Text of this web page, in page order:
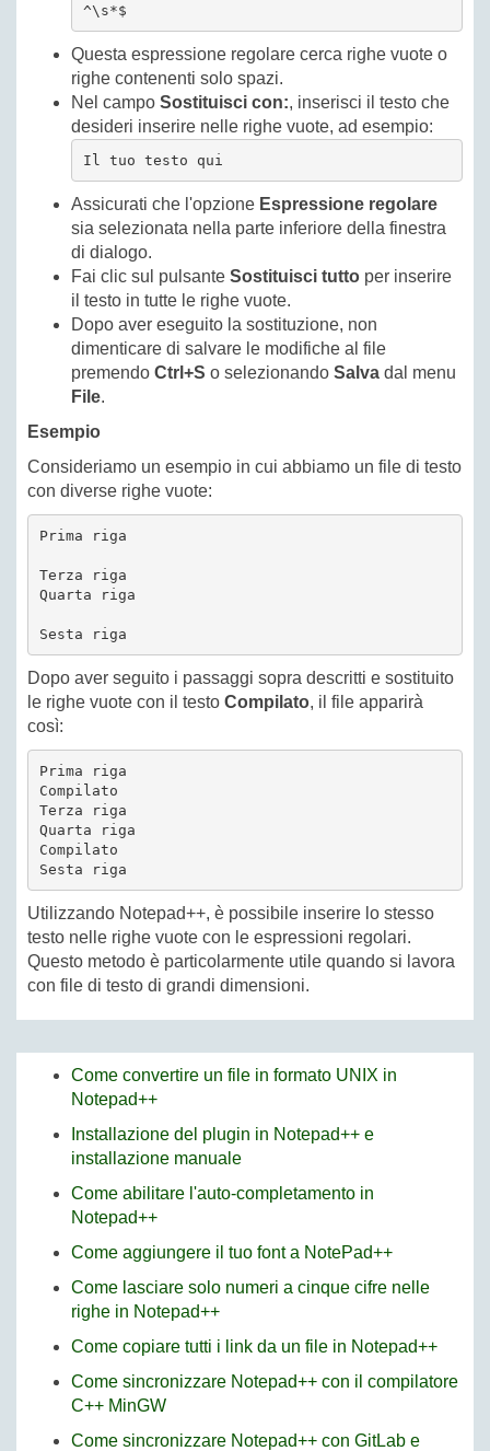
^\s*$
Questa espressione regolare cerca righe vuote o
righe contenenti solo spazi.
Nel campo Sostituisci con:, inserisci il testo che
desideri inserire nelle righe vuote, ad esempio:
Il tuo testo qui
Assicurati che l'opzione Espressione regolare
sia selezionata nella parte inferiore della finestra
di dialogo.
Fai clic sul pulsante Sostituisci tutto per inserire
il testo in tutte le righe vuote.
Dopo aver eseguito la sostituzione, non
dimenticare di salvare le modifiche al file
premendo Ctrl+S o selezionando Salva dal menu
File.
Esempio
Consideriamo un esempio in cui abbiamo un file di testo
con diverse righe vuote:
Prima riga
Terza riga
Quarta riga
Dopo aver seguito i passaggi sopra descritti e sostituito
le righe vuote con il testo Compilato, il file apparirà
così:
Prima riga
Compilato
Terza riga
Quarta riga
Compilato
Utilizzando Notepad++, è possibile inserire lo stesso
testo nelle righe vuote con le espressioni regolari.
Questo metodo è particolarmente utile quando si lavora
con file di testo di grandi dimensioni.
Come convertire un file in formato UNIX in
Notepad++
Installazione del plugin in Notepad++ e
installazione manuale
Come abilitare l'auto-completamento in
Notepad++
Come aggiungere il tuo font a NotePad++
Come lasciare solo numeri a cinque cifre nelle
righe in Notepad++
Come copiare tutti i link da un file in Notepad++
Come sincronizzare Notepad++ con il compilatore
C++ MinGW
Come sincronizzare Notepad++ con GitLab e